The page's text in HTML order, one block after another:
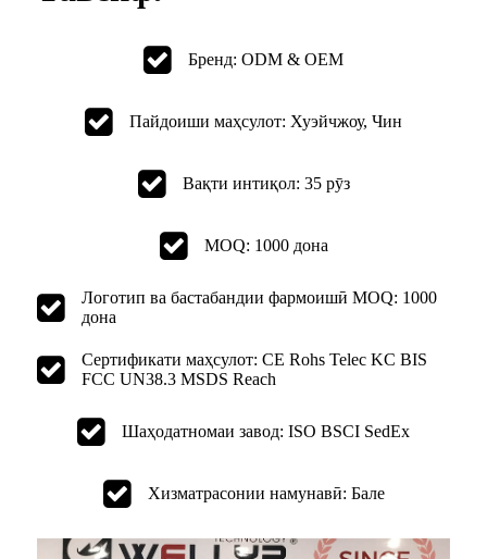
Бренд: ODM & OEM
Пайдоиши маҳсулот: Хуэйчжоу, Чин
Вақти интиқол: 35 рӯз
MOQ: 1000 дона
Логотип ва бастабандии фармоишӣ MOQ: 1000
дона
Сертификати маҳсулот: CE Rohs Telec KC BIS
FCC UN38.3 MSDS Reach
Шаҳодатномаи завод: ISO BSCI SedEx
Хизматрасонии намунавӣ: Бале